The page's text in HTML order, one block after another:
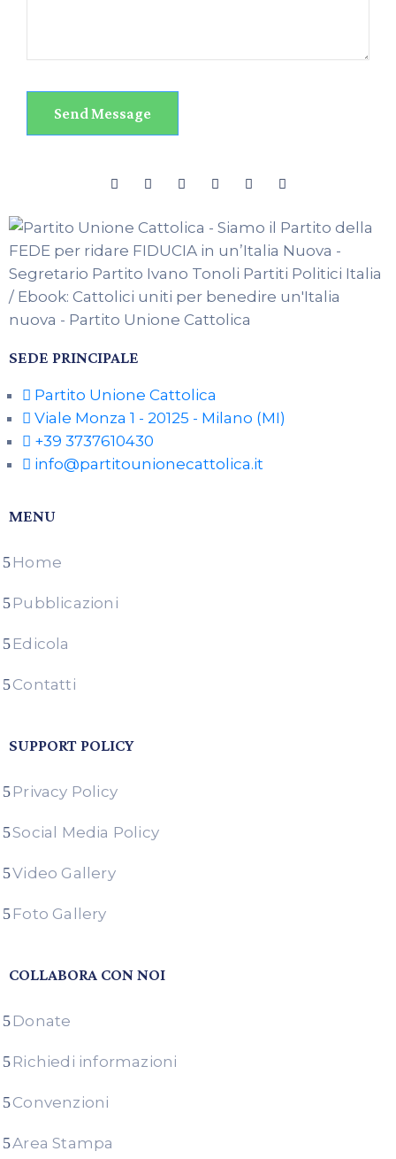
SEDE PRINCIPALE
Partito Unione Cattolica
Viale Monza 1 - 20125 - Milano (MI)
+39 3737610430
info@partitounionecattolica.it
MENU
Home
Pubblicazioni
Edicola
Contatti
SUPPORT POLICY
Privacy Policy
Social Media Policy
Video Gallery
Foto Gallery
COLLABORA CON NOI
Donate
Richiedi informazioni
Convenzioni
Area Stampa